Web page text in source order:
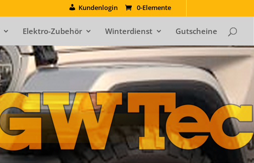
Kundenlogin 0-Elemente
Elektro-Zubehör Winterdienst Gutscheine